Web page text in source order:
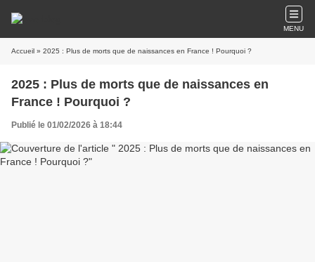
MENU
Accueil » 2025 : Plus de morts que de naissances en France ! Pourquoi ?
2025 : Plus de morts que de naissances en
France ! Pourquoi ?
Publié le 01/02/2026 à 18:44